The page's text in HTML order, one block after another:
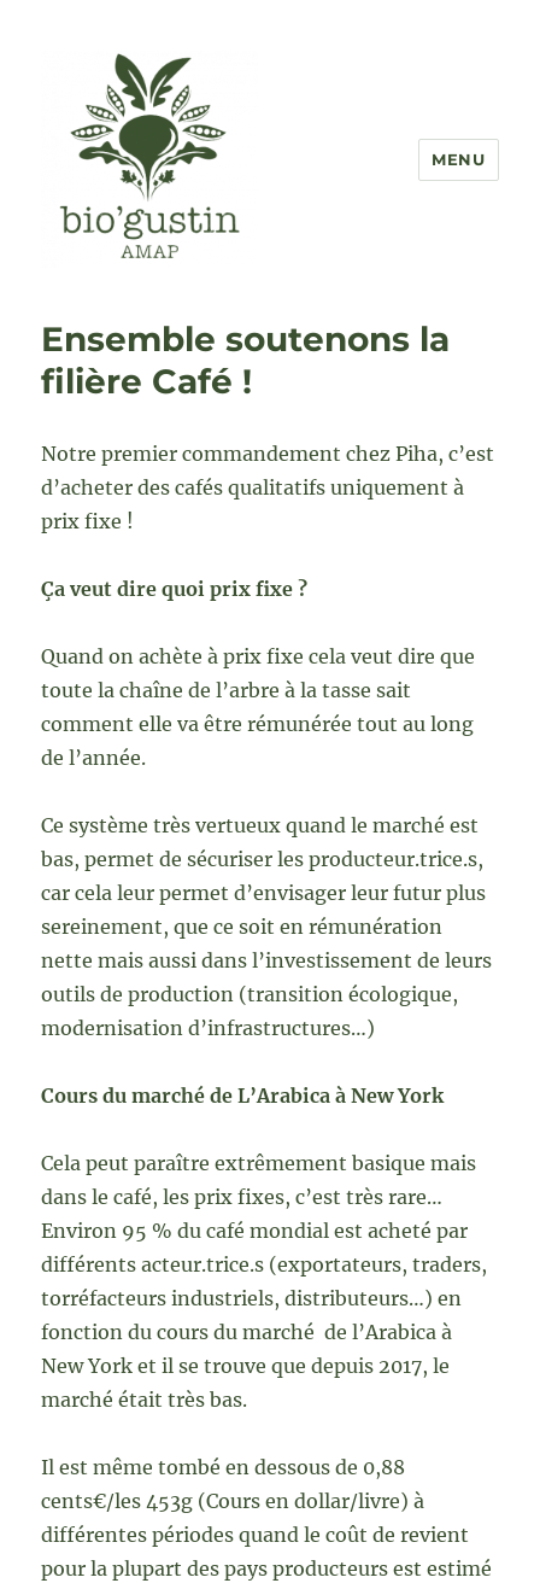
MENU
Ensemble soutenons la
filière Café !
Notre premier commandement chez Piha, c’est
d’acheter des cafés qualitatifs uniquement à
prix fixe !
Ça veut dire quoi prix fixe ?
Quand on achète à prix fixe cela veut dire que
toute la chaîne de l’arbre à la tasse sait
comment elle va être rémunérée tout au long
de l’année.
Ce système très vertueux quand le marché est
bas, permet de sécuriser les producteur.trice.s,
car cela leur permet d’envisager leur futur plus
sereinement, que ce soit en rémunération
nette mais aussi dans l’investissement de leurs
outils de production (transition écologique,
modernisation d’infrastructures…)
Cours du marché de L’Arabica à New York
Cela peut paraître extrêmement basique mais
dans le café, les prix fixes, c’est très rare…
Environ 95 % du café mondial est acheté par
différents acteur.trice.s (exportateurs, traders,
torréfacteurs industriels, distributeurs…) en
fonction du cours du marché de l’Arabica à
New York et il se trouve que depuis 2017, le
marché était très bas.
Il est même tombé en dessous de 0,88
cents€/les 453g (Cours en dollar/livre) à
différentes périodes quand le coût de revient
pour la plupart des pays producteurs est estimé